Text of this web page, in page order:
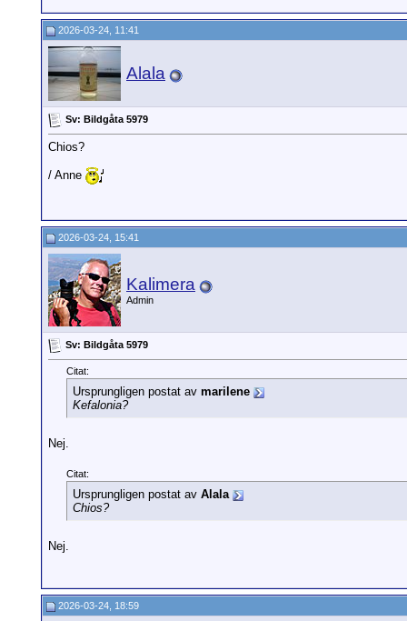
2026-03-24, 11:41
Alala
Sv: Bildgåta 5979
Chios?
/ Anne
2026-03-24, 15:41
Kalimera
Admin
Sv: Bildgåta 5979
Citat:
Ursprungligen postat av marilene
Kefalonia?
Nej.
Citat:
Ursprungligen postat av Alala
Chios?
Nej.
2026-03-24, 18:59